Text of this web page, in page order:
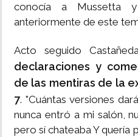
conocía a Mussetta
anteriormente de este
Acto seguido
declaraciones y
de las mentiras de la
7. "Cuántas versiones
nunca entró a mi salón,
pero sí chateaba Y quería